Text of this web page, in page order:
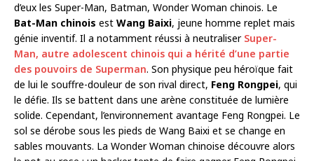
d’eux les Super-Man, Batman, Wonder Woman chinois. Le
Bat-Man chinois est Wang Baixi, jeune homme replet mais
génie inventif. Il a notamment réussi à neutraliser Super-
Man, autre adolescent chinois qui a hérité d’une partie
des pouvoirs de Superman. Son physique peu héroïque fait
de lui le souffre-douleur de son rival direct, Feng Rongpei, qui
le défie. Ils se battent dans une arène constituée de lumière
solide. Cependant, l’environnement avantage Feng Rongpei. Le
sol se dérobe sous les pieds de Wang Baixi et se change en
sables mouvants. La Wonder Woman chinoise découvre alors